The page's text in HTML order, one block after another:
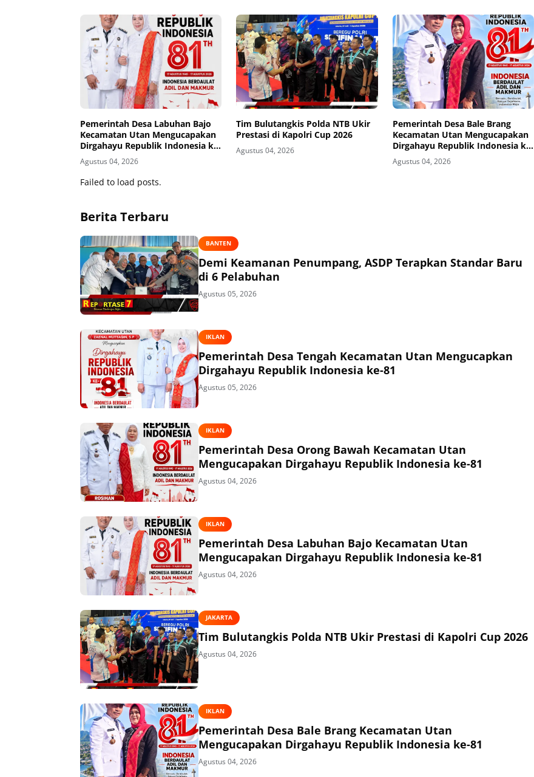
Pemerintah Desa Labuhan Bajo
Kecamatan Utan Mengucapakan
Dirgahayu Republik Indonesia ke-
81
Agustus 04, 2026
Tim Bulutangkis Polda NTB Ukir
Prestasi di Kapolri Cup 2026
Agustus 04, 2026
Pemerintah Desa Bale Brang
Kecamatan Utan Mengucapakan
Dirgahayu Republik Indonesia ke-
81
Agustus 04, 2026
Failed to load posts.
Berita Terbaru
BANTEN
Demi Keamanan Penumpang, ASDP Terapkan Standar Baru
di 6 Pelabuhan
Agustus 05, 2026
IKLAN
Pemerintah Desa Tengah Kecamatan Utan Mengucapkan
Dirgahayu Republik Indonesia ke-81
Agustus 05, 2026
IKLAN
Pemerintah Desa Orong Bawah Kecamatan Utan
Mengucapakan Dirgahayu Republik Indonesia ke-81
Agustus 04, 2026
IKLAN
Pemerintah Desa Labuhan Bajo Kecamatan Utan
Mengucapakan Dirgahayu Republik Indonesia ke-81
Agustus 04, 2026
JAKARTA
Tim Bulutangkis Polda NTB Ukir Prestasi di Kapolri Cup 2026
Agustus 04, 2026
IKLAN
Pemerintah Desa Bale Brang Kecamatan Utan
Mengucapakan Dirgahayu Republik Indonesia ke-81
Agustus 04, 2026